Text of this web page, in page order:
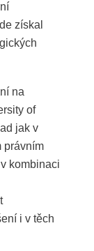
získal
na
of
jak v
právním
kombinaci
i v těch